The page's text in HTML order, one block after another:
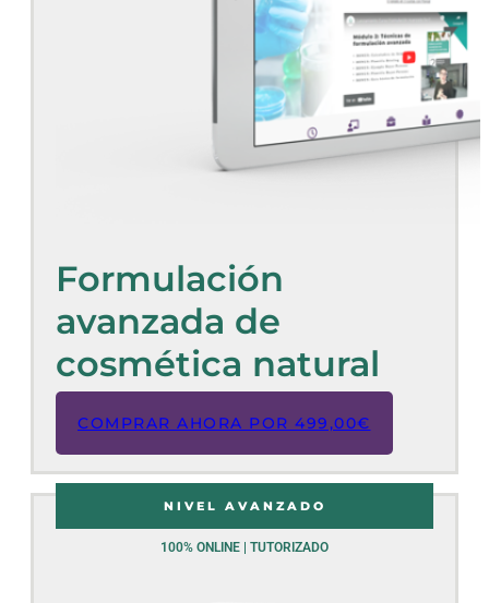
Formulación
avanzada de
cosmética natural
COMPRAR AHORA POR 499,00€
NIVEL AVANZADO
100% ONLINE | TUTORIZADO